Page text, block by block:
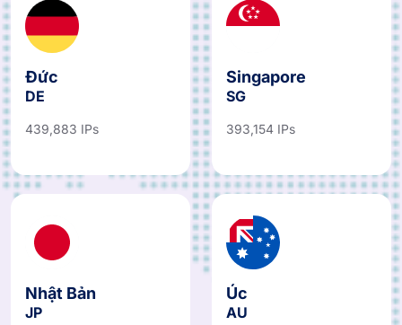
Đức
DE
439,883 IPs
Singapore
SG
393,154 IPs
Nhật Bản
JP
Úc
AU